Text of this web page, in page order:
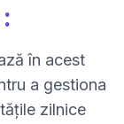
:
în acest
a gestiona
zilnice